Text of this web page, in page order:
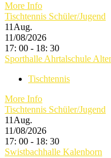
More Info
Tischtennis Schüler/Jugend
11 Aug.
11/08/2026
17: 00 - 18: 30
Sporthalle Ahrtalschule
Tischtennis
More Info
Tischtennis Schüler/Jugend
11 Aug.
11/08/2026
17: 00 - 18: 30
Swistbachhalle Kalenborn